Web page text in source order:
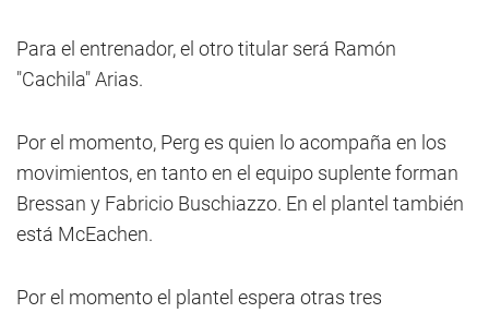
Para el entrenador, el otro titular será Ramón
"Cachila" Arias.
Por el momento, Perg es quien lo acompaña en los
movimientos, en tanto en el equipo suplente forman
Bressan y Fabricio Buschiazzo. En el plantel también
está McEachen.
Por el momento el plantel espera otras tres